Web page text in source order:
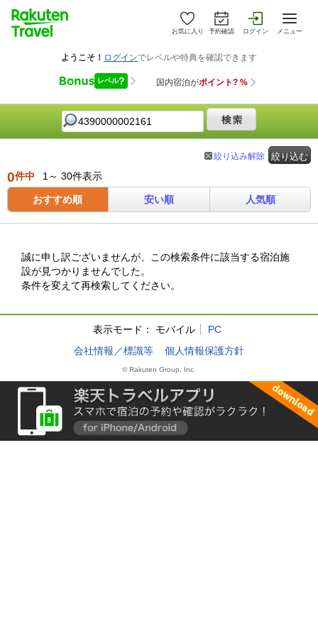
お気に入り 予約確認 ログイン メニュー
絞り込む
絞り込み解除
0件中 1～ 30件表示
おすすめ順 安い順 人気順
誠に申し訳ございませんが、この検索条件に該当する宿泊施
設が見つかりませんでした。
条件を変えて再検索してください。
表示モード： モバイル
PC
会社情報／標識等
個人情報保護方針
© Rakuten Group, Inc.